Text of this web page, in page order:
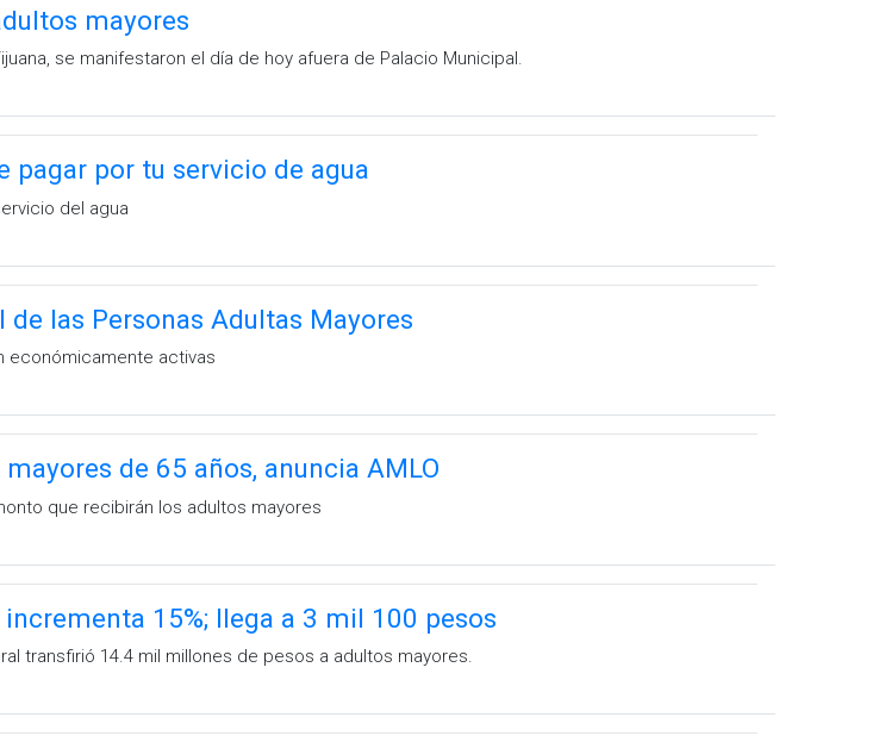
mayores
se manifestaron el día de hoy afuera de Palacio Municipal.
pagar por tu servicio de agua
del agua
las Personas Adultas Mayores
económicamente activas
de 65 años, anuncia AMLO
que recibirán los adultos mayores
15%; llega a 3 mil 100 pesos
transfirió 14.4 mil millones de pesos a adultos mayores.